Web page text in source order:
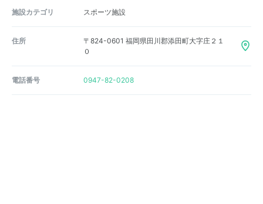
施設カテゴリ スポーツ施設
住所
〒824-0601 福岡県田川郡添田町大字庄２１
０
電話番号 0947-82-0208